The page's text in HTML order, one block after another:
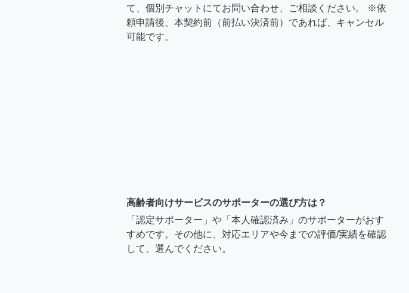
て、個別チャットにてお問い合わせ、ご相談ください。 ※依
頼申請後、本契約前（前払い決済前）であれば、キャンセル
可能です。
高齢者向けサービスのサポーターの選び方は？
「認定サポーター」や「本人確認済み」のサポーターがおす
すめです。その他に、対応エリアや今までの評価/実績を確認
して、選んでください。